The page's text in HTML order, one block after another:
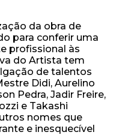
da obra de
para conferir uma
profissional às
do Artista tem
de talentos
Didi, Aurelino
Pedra, Jadir Freire,
e Takashi
nomes que
e inesquecível